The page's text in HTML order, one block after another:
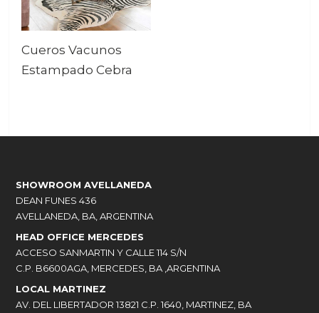
Cueros Vacunos
Estampado Cebra
SHOWROOM AVELLANEDA
DEAN FUNES 436
AVELLANEDA, BA, ARGENTINA
HEAD OFFICE MERCEDES
ACCESO SANMARTIN Y CALLE 114 S/N
C.P. B6600AGA, MERCEDES, BA ,ARGENTINA
LOCAL MARTINEZ
AV. DEL LIBERTADOR 13821 C.P. 1640, MARTINEZ, BA